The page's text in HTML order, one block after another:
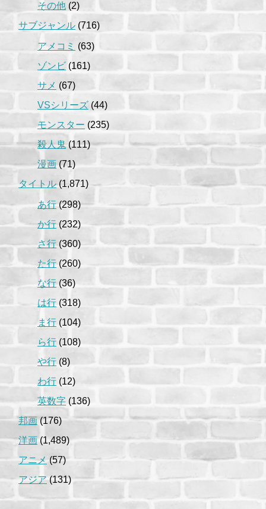
その他 (2)
サブジャンル (716)
アメコミ (63)
ゾンビ (161)
サメ (67)
VSシリーズ (44)
モンスター (235)
殺人鬼 (111)
漫画(71)
タイトル(1,871)
あ行(298)
か行 (232)
さ行 (360)
た行(260)
な行 (36)
は行 (318)
ま行 (104)
ら行 (108)
や行 (8)
わ行 (12)
英数字 (136)
邦画(176)
洋画(1,489)
アニメ (57)
アジア(131)